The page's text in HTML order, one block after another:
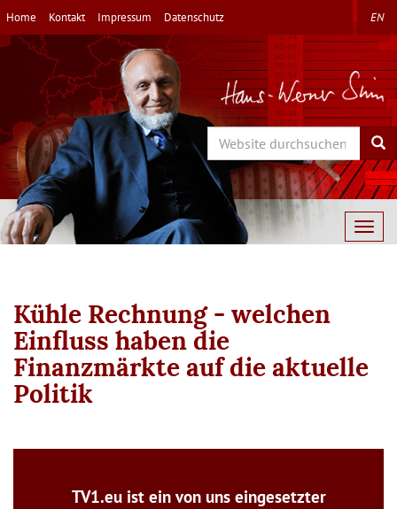
Direkt
zum
Inhalt
Home Kontakt Impressum Datenschutz EN
Search
Kühle Rechnung - welchen
Einfluss haben die
Finanzmärkte auf die aktuelle
Politik
TV1.eu ist ein von uns eingesetzter